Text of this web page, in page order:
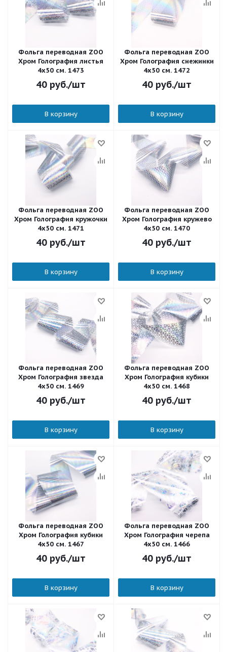
Фольга переводная ZOO
Хром Голография листья
4х50 см. 1473
40 руб./шт
В корзину
Фольга переводная ZOO
Хром Голография снежинки
4х50 см. 1472
40 руб./шт
В корзину
Фольга переводная ZOO
Хром Голография кружочки
4х50 см. 1471
40 руб./шт
В корзину
Фольга переводная ZOO
Хром Голография кружево
4х50 см. 1470
40 руб./шт
В корзину
Фольга переводная ZOO
Хром Голография звезда
4х50 см. 1469
40 руб./шт
В корзину
Фольга переводная ZOO
Хром Голография кубики
4х50 см. 1468
40 руб./шт
В корзину
Фольга переводная ZOO
Хром Голография кубики
4х50 см. 1467
40 руб./шт
В корзину
Фольга переводная ZOO
Хром Голография черепа
4х50 см. 1466
40 руб./шт
В корзину